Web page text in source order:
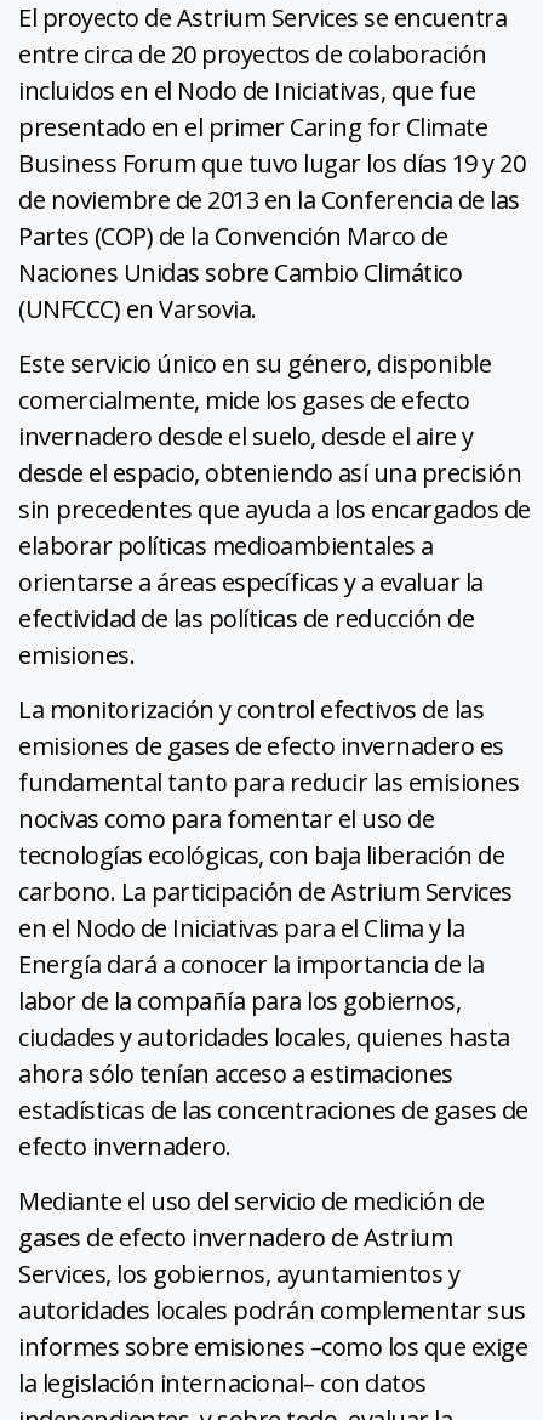
El proyecto de Astrium Services se encuentra
entre circa de 20 proyectos de colaboración
incluidos en el Nodo de Iniciativas, que fue
presentado en el primer Caring for Climate
Business Forum que tuvo lugar los días 19 y 20
de noviembre de 2013 en la Conferencia de las
Partes (COP) de la Convención Marco de
Naciones Unidas sobre Cambio Climático
(UNFCCC) en Varsovia.
Este servicio único en su género, disponible
comercialmente, mide los gases de efecto
invernadero desde el suelo, desde el aire y
desde el espacio, obteniendo así una precisión
sin precedentes que ayuda a los encargados de
elaborar políticas medioambientales a
orientarse a áreas específicas y a evaluar la
efectividad de las políticas de reducción de
emisiones.
La monitorización y control efectivos de las
emisiones de gases de efecto invernadero es
fundamental tanto para reducir las emisiones
nocivas como para fomentar el uso de
tecnologías ecológicas, con baja liberación de
carbono. La participación de Astrium Services
en el Nodo de Iniciativas para el Clima y la
Energía dará a conocer la importancia de la
labor de la compañía para los gobiernos,
ciudades y autoridades locales, quienes hasta
ahora sólo tenían acceso a estimaciones
estadísticas de las concentraciones de gases de
efecto invernadero.
Mediante el uso del servicio de medición de
gases de efecto invernadero de Astrium
Services, los gobiernos, ayuntamientos y
autoridades locales podrán complementar sus
informes sobre emisiones –como los que exige
la legislación internacional– con datos